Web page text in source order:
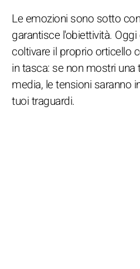
Le emozioni sono sotto
garantisce l'obiettività.
coltivare il proprio orticello
in tasca: se non mostri una
media, le tensioni saranno
tuoi traguardi.